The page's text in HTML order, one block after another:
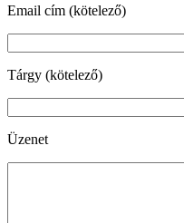
Email cím (kötelező)
Tárgy (kötelező)
Üzenet